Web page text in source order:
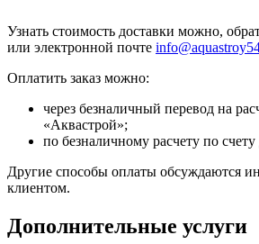
Узнать стоимость доставки можно,
или электронной почте
Оплатить заказ можно:
через безналичный перевод на
«Аквастрой»;
по безналичному расчету по
Другие способы оплаты обсуждаются
клиентом.
Дополнительные услуги